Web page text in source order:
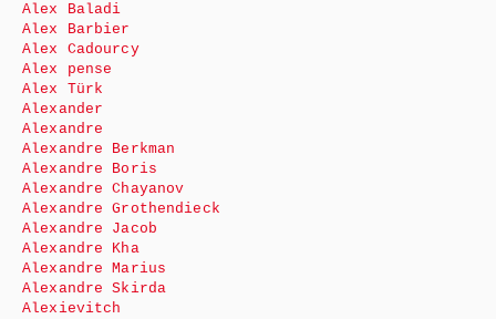
Alex Baladi
Alex Barbier
Alex Cadourcy
Alex pense
Alex Türk
Alexander
Alexandre
Alexandre Berkman
Alexandre Boris
Alexandre Chayanov
Alexandre Grothendieck
Alexandre Jacob
Alexandre Kha
Alexandre Marius
Alexandre Skirda
Alexievitch